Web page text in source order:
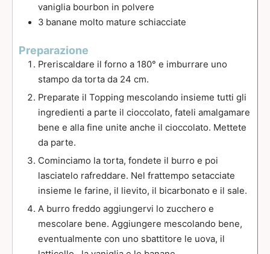
vaniglia bourbon in polvere
3 banane molto mature schiacciate
Preparazione
Preriscaldare il forno a 180° e imburrare uno
stampo da torta da 24 cm.
Preparate il Topping mescolando insieme tutti gli
ingredienti a parte il cioccolato, fateli amalgamare
bene e alla fine unite anche il cioccolato. Mettete
da parte.
Cominciamo la torta, fondete il burro e poi
lasciatelo rafreddare. Nel frattempo setacciate
insieme le farine, il lievito, il bicarbonato e il sale.
A burro freddo aggiungervi lo zucchero e
mescolare bene. Aggiungere mescolando bene,
eventualmente con uno sbattitore le uova, il